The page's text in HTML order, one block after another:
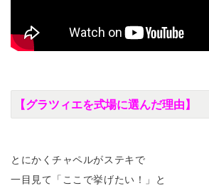
【グラツィエを式場に選んだ理由】
とにかくチャペルがステキで
一目見て「ここで挙げたい！」と